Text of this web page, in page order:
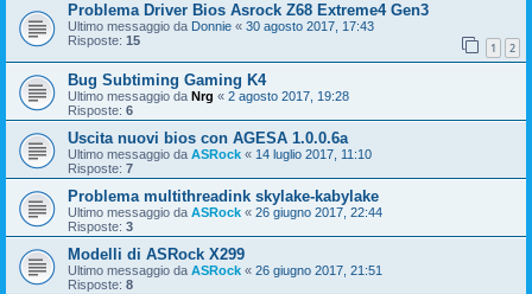
Problema Driver Bios Asrock Z68 Extreme4 Gen3
Ultimo messaggio da Donnie « 30 agosto 2017, 17:43
Risposte: 15 1 2
Bug Subtiming Gaming K4
Ultimo messaggio da Nrg « 2 agosto 2017, 19:28
Risposte: 6
Uscita nuovi bios con AGESA 1.0.0.6a
Ultimo messaggio da ASRock « 14 luglio 2017, 11:10
Risposte: 7
Problema multithreadink skylake-kabylake
Ultimo messaggio da ASRock « 26 giugno 2017, 22:44
Risposte: 3
Modelli di ASRock X299
Ultimo messaggio da ASRock « 26 giugno 2017, 21:51
Risposte: 8